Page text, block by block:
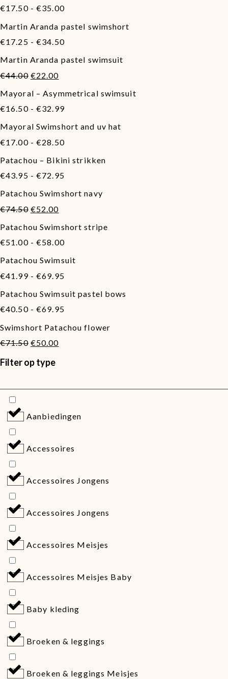
€17.50 - €35.00Prijsklasse:
tot
€35.00
Martin Aranda pastel swimshort
€17.25 - €34.50Prijsklasse:
tot
Martin Aranda pastel swimsuit
€44.00 Oorspronkelijke
was:
€44.00.
€22.00Huidige
is:
€22.00.
Mayoral – Asymmetrical swimsuit
€16.50 - €32.99Prijsklasse:
tot
€32.99
Mayoral Swimshort and uv hat
€17.00 - €28.50Prijsklasse:
tot
€28.50
Patachou – Bikini strikken
€43.95 - €72.95Prijsklasse:
tot
Patachou Swimshort navy
€74.50 Oorspronkelijke
was:
€74.50.
€52.00Huidige
is:
€52.00.
Patachou Swimshort stripe
€51.00 - €58.00Prijsklasse:
tot
€58.00
Patachou Swimsuit
€41.99 - €69.95Prijsklasse:
tot
€69.95
Patachou Swimsuit pastel bows
€40.50 - €69.95Prijsklasse:
tot
Swimshort Patachou flower
€71.50 Oorspronkelijke
was:
€50.00Huidige
Filter op type
Aanbiedingen
Accessoires
Accessoires Jongens
Accessoires Jongens
Accessoires Meisjes
Accessoires Meisjes Baby
Baby kleding
Broeken & leggings
Broeken & leggings Meisjes